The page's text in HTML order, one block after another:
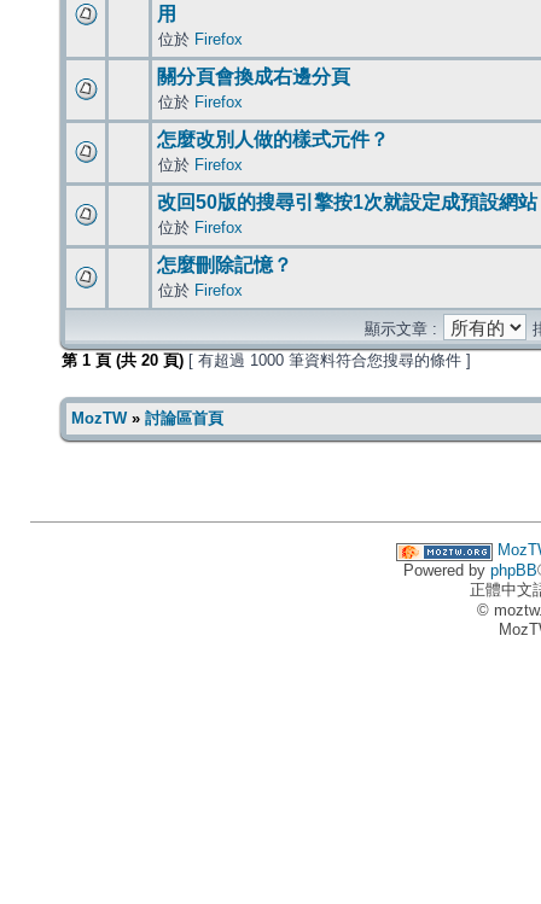
用
位於 Firefox
關分頁會換成右邊分頁
位於 Firefox
怎麼改別人做的樣式元件？
位於 Firefox
改回50版的搜尋引擎按1次就設定成預設網站
位於 Firefox
怎麼刪除記憶？
位於 Firefox
顯示文章 :
第 1 頁 (共 20 頁) [ 有超過 1000 筆資料符合您搜尋的條件 ]
MozTW» 討論區首頁
Powered by phpBB
正體中文
©